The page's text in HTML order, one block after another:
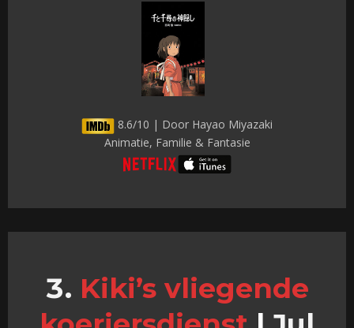
8.6/10 | Door Hayao Miyazaki
Animatie, Familie & Fantasie
Kiki’s vliegende